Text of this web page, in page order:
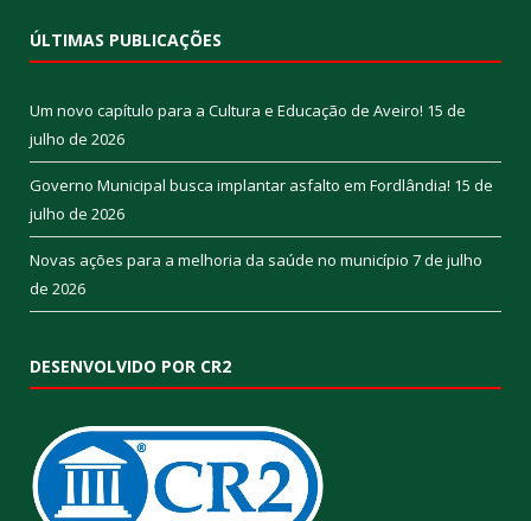
ÚLTIMAS PUBLICAÇÕES
Um novo capítulo para a Cultura e Educação de Aveiro! 15 de
julho de 2026
Governo Municipal busca implantar asfalto em Fordlândia! 15 de
julho de 2026
Novas ações para a melhoria da saúde no município 7 de julho
de 2026
DESENVOLVIDO POR CR2